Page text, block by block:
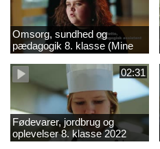
Omsorg, sundhed og
pædagogik 8. klasse (Mine
introkurser) 2022
02:31
Fødevarer, jordbrug og
oplevelser 8. klasse 2022